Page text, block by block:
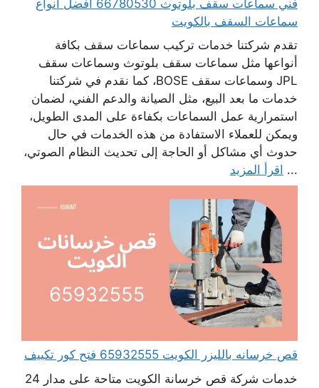
فني سماعات سقف بلوتوث 66780530 أفضل انواع
سماعات السقف بالكويت
تقدم شركتنا خدمات تركيب سماعات سقف بكافة
أنواعها مثل سماعات سقف بلوتوث وسماعات سقف
JPL وسماعات سقف BOSE، كما نقدم في شركتنا
خدمات ما بعد البيع، مثل الصيانة والدعم الفني، لضمان
استمرارية عمل السماعات بكفاءة على المدى الطويل،
ويمكن للعملاء الاستفادة من هذه الخدمات في حال
حدوث أي مشاكل أو الحاجة إلى تحديث النظام الصوتي،
... اقرأ المزيد
قص خرسانه بالليزر الكويت 65932555 فتح كور تكييف
خدمات شركة قص خرسانة الكويت متاحة على مدار 24